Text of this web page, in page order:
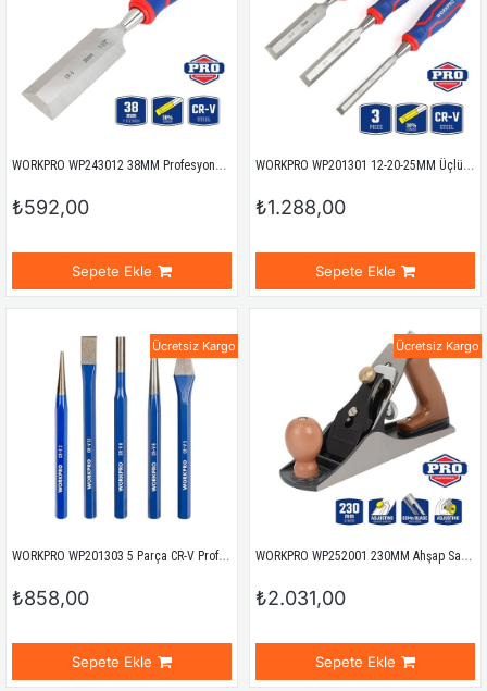
WORKPRO WP243012 38MM Profesyonel İskarpela
₺592,00
Sepete Ekle
WORKPRO WP201301 12-20-25MM Üçlü Profesyonel İskarpela Seti
₺1.288,00
Sepete Ekle
WORKPRO WP201303 5 Parça CR-V Profesyonel Noktalama ve Keski Seti
₺858,00
Sepete Ekle
Ücretsiz Kargo
WORKPRO WP252001 230MM Ahşap Saplı Profesyonel Marangoz Ahşap Rendesi
₺2.031,00
Sepete Ekle
Ücretsiz Kargo